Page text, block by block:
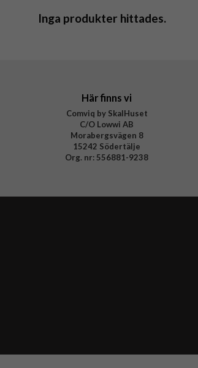
Inga produkter hittades.
Här finns vi
Comviq by SkalHuset
C/O Lowwi AB
Morabergsvägen 8
15242 Södertälje
Org. nr: 556881-9238